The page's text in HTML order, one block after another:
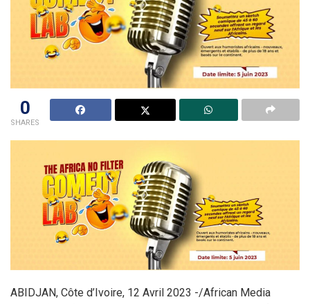
0
SHARES
ABIDJAN, Côte d’Ivoire, 12 Avril 2023 -/African Media